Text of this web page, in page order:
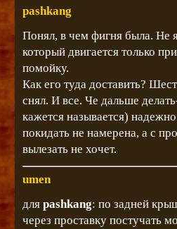
pashkang
Понял, в чем фигня была. Не
который двигается только
помойку.
Как его туда доставить?
снял. И все. Че дальше
кажется называется)
покидать не намерена, а с
вылезать не хочет.
umen
для pashkang: по задней
через проставку постучать